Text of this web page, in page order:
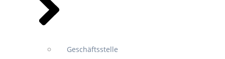
Geschäftsstelle